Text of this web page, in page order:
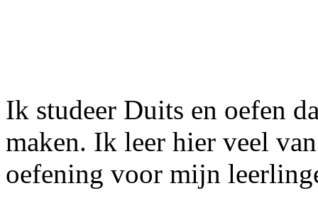
Ik studeer Duits en oefen
maken. Ik leer hier veel
oefening voor mijn